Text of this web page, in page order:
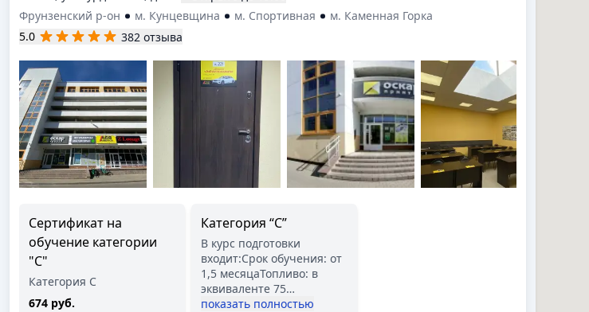
Фрунзенский р-он
м. Кунцевщина м. Спортивная
м. Каменная Горка
5.0
382 отзыва
Сертификат на
обучение категории
"С"
Категория С
674 руб.
Категория “С”
В курс подготовки
входит:Срок обучения: от
1,5 месяцаТопливо: в
эквиваленте 75…
показать полностью